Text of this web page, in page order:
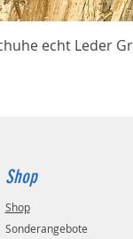
echt Leder
Shop
Shop
Sonderangebote